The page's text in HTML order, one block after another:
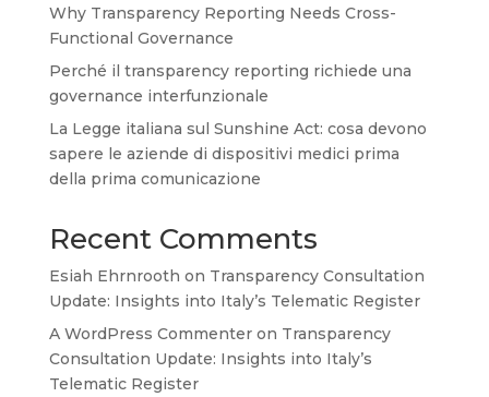
Why Transparency Reporting Needs Cross-
Functional Governance
Perché il transparency reporting richiede una
governance interfunzionale
La Legge italiana sul Sunshine Act: cosa devono
sapere le aziende di dispositivi medici prima
della prima comunicazione
Recent Comments
Esiah Ehrnrooth on Transparency Consultation
Update: Insights into Italy’s Telematic Register
A WordPress Commenteron Transparency
Consultation Update: Insights into Italy’s
Telematic Register